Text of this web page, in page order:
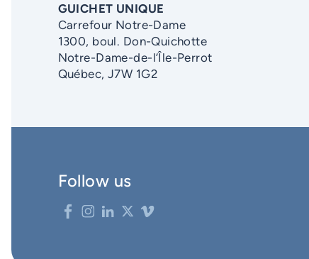
GUICHET UNIQUE
Carrefour Notre-Dame
1300, boul. Don-Quichotte
Notre-Dame-de-l’Île-Perrot
Québec, J7W 1G2
Follow us